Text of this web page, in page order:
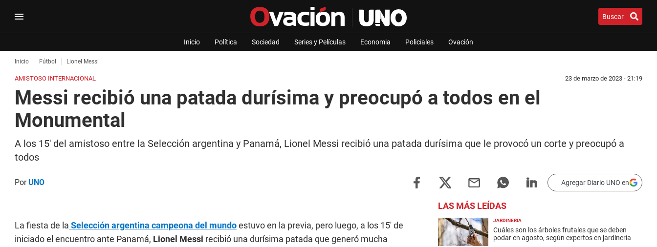
Buscar
Inicio Política Sociedad Series y Películas Economia Policiales Ovación
Inicio Fútbol Lionel Messi
AMISTOSO INTERNACIONAL 23 de marzo de 2023 - 21:19
Messi recibió una patada durísima y preocupó a todos en el
Monumental
A los 15' del amistoso entre la Selección argentina y Panamá, Lionel Messi recibió una patada durísima que le provocó un corte y preocupó a
todos
PorUNO Agregar Diario UNO en
La fiesta de la Selección argentina campeona del mundoestuvo en la previa, pero luego, a los 15' de
iniciado el encuentro ante Panamá, Lionel Messi recibió una durísima patada que generó mucha
LAS MÁS LEÍDAS
JARDINERÍA
Cuáles son los árboles frutales que se deben
podar en agosto, según expertos en jardinería